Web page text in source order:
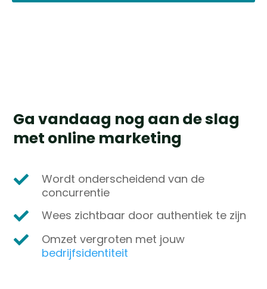
Ga vandaag nog aan de slag
met online marketing

Wordt onderscheidend van de
concurrentie

Wees zichtbaar door authentiek te zijn

Omzet vergroten met jouw
bedrijfsidentiteit